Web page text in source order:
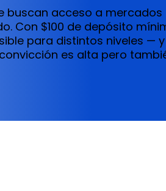
buscan acceso a mercados
Con $100 de depósito
para distintos niveles —
es alta pero